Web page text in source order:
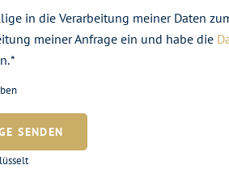
in die Verarbeitung meiner Daten
meiner Anfrage ein und habe die
*
SENDEN